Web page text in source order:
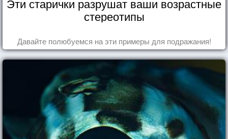
Эти старички разрушат ваши возрастные
стереотипы
Давайте полюбуемся на эти примеры для подражания!